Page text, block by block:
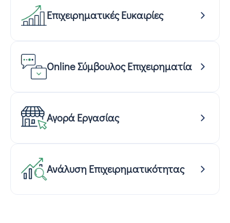
Επιχειρηματικές Ευκαιρίες
Online Σύμβουλος Επιχειρηματία
Αγορά Εργασίας
Ανάλυση Επιχειρηματικότητας